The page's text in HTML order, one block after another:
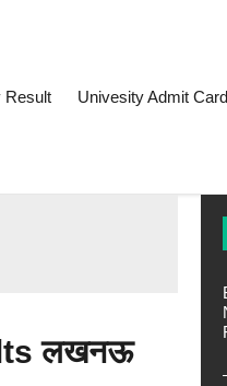
Result Univesity Admit Card
लखनऊ